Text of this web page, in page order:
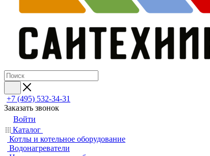
+7 (495) 532‑34‑31
Заказать звонок
Войти
Каталог
Котлы и котельное оборудование
Водонагреватели